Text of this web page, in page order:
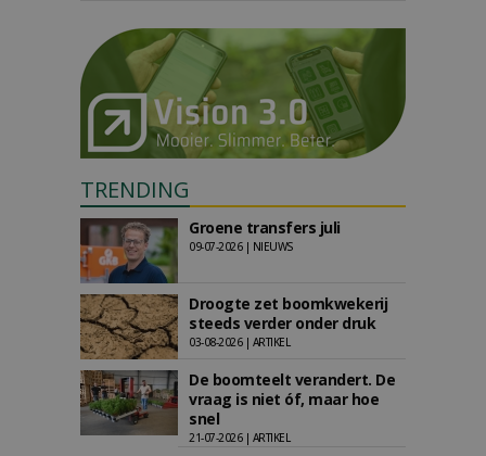
TRENDING
Groene transfers juli
09-07-2026 | NIEUWS
Droogte zet boomkwekerij
steeds verder onder druk
03-08-2026 | ARTIKEL
De boomteelt verandert. De
vraag is niet óf, maar hoe
snel
21-07-2026 | ARTIKEL